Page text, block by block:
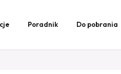
Poradnik Do pobrania